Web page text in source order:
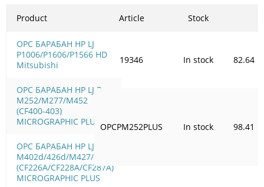
Product
OPC БАРАБАН HP LJ
P1006/Р1606/Р1566 HD
Mitsubishi
OPC БАРАБАН HP LJ Pro
M252/M277/M452
(CF400-403)
MICROGRAPHIC PLUS
OPC БАРАБАН HP LJ Pro
M402d/426d/M427/M506
(CF226A/CF228A/CF287A)
MICROGRAPHIC PLUS
Article Stock
19346 In stock 82.64
OPCPM252PLUS In stock 98.41